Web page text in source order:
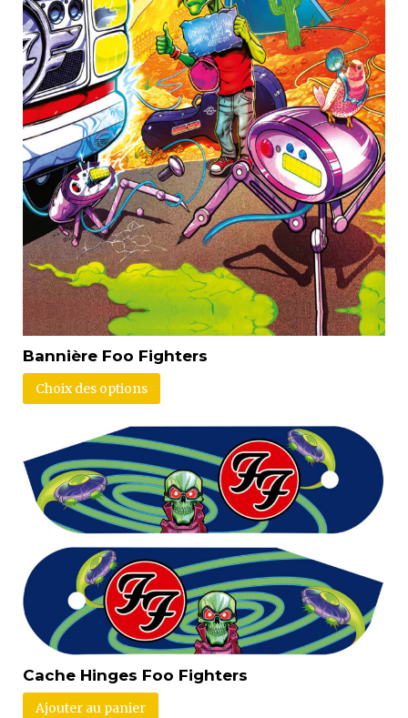
Bannière Foo Fighters
Choix des options
Cache Hinges Foo Fighters
Ajouter au panier